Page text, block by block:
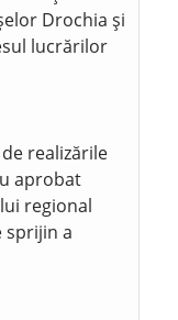
Drochia și
lucrărilor
realizările
aprobat
regional
a